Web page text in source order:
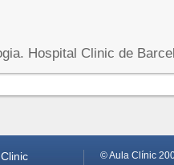
Hospital Clinic de
© Aula Clínic